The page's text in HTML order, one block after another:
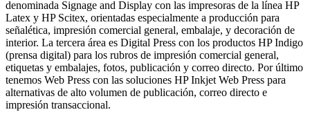
denominada Signage and Display con las impresoras de la línea HP
Latex y HP Scitex, orientadas especialmente a producción para
señalética, impresión comercial general, embalaje, y decoración de
interior. La tercera área es Digital Press con los productos HP Indigo
(prensa digital) para los rubros de impresión comercial general,
etiquetas y embalajes, fotos, publicación y correo directo. Por último
tenemos Web Press con las soluciones HP Inkjet Web Press para
alternativas de alto volumen de publicación, correo directo e
impresión transaccional.